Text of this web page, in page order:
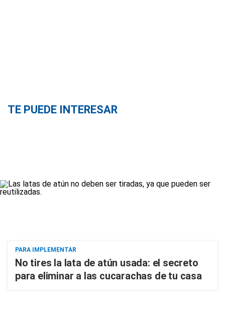
TE PUEDE INTERESAR
PARA IMPLEMENTAR
No tires la lata de atún usada: el secreto
para eliminar a las cucarachas de tu casa